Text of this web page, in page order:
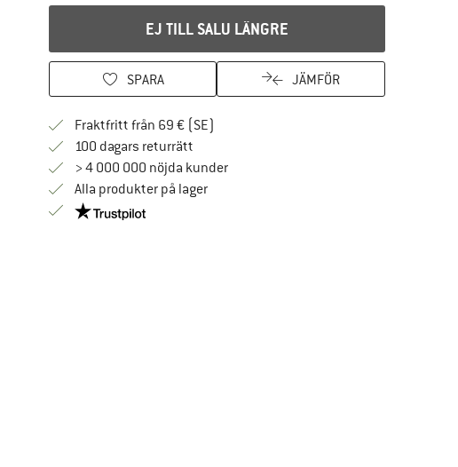
EJ TILL SALU LÄNGRE
SPARA JÄMFÖR
Fraktfritt från 69 € (SE)
100 dagars returrättGå till returpolicyn här Öppnas i en inforuta
> 4 000 000 nöjda kunder
Alla produkter på lager
Trust Pilot-garanti - hitta all information här!